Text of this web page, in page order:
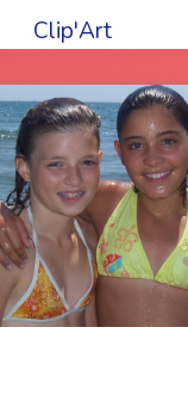
Clip'Art